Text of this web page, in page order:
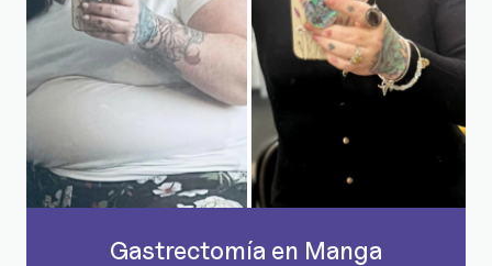
Gastrectomía en Manga